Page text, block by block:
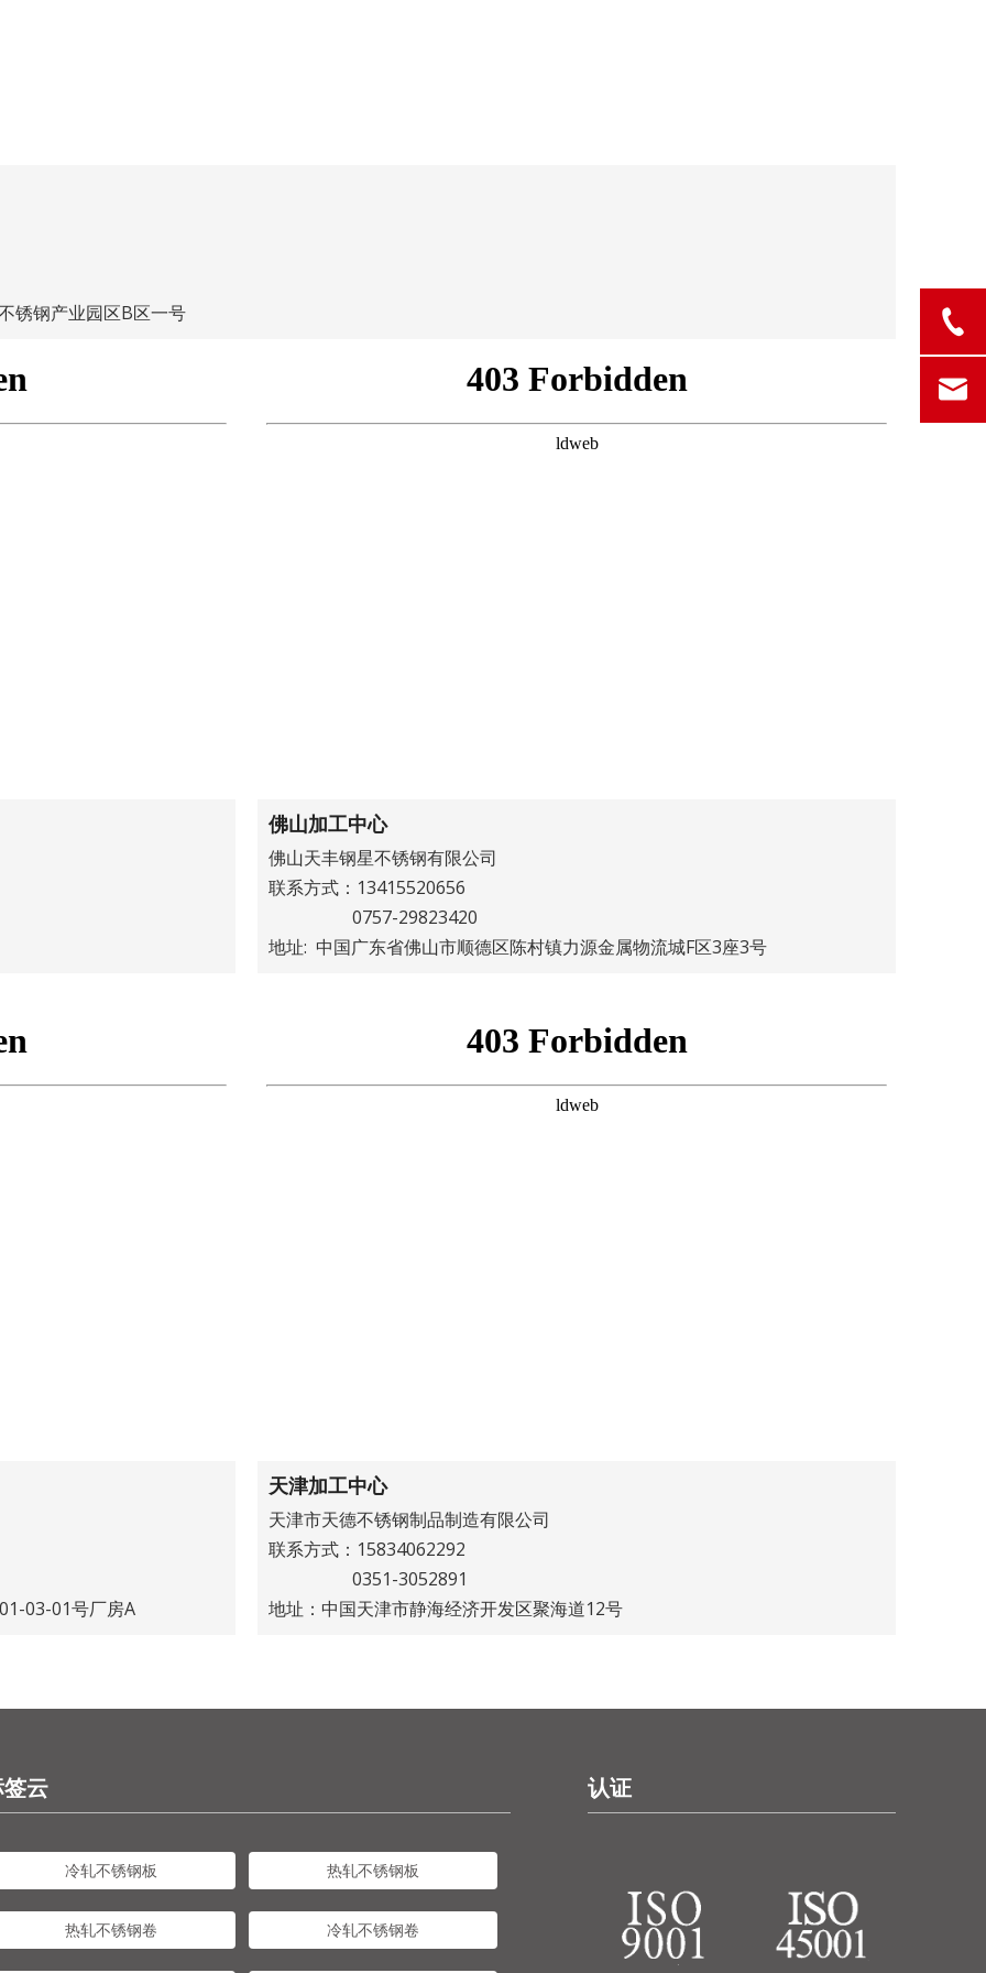
锈钢产业园区B区一号
佛山加工中心
佛山天丰钢星不锈钢有限公司
联系方式：13415520656
0757-29823420
地址: 中国广东省佛山市顺德区陈村镇力源金属物流城F区3座3号
03-01号厂房A
天津加工中心
天津市天德不锈钢制品制造有限公司
联系方式：15834062292
0351-3052891
地址：中国天津市静海经济开发区聚海道12号
云
冷轧不锈钢板 热轧不锈钢板
热轧不锈钢卷 冷轧不锈钢卷
认证